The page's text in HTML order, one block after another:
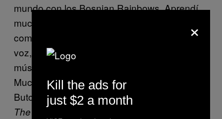
mundo con los Bosnian Rainbows. Aprendí
muchísimo. Pude explorar otro lado de mi
como músico. En aspectos técnicos de mi
voz, en tener que colaborar con otros
músicos, y en adaptar ideas a proyectos.
Muchas canciones que hice para Le
Butcherettes que no entraron en el
The Flies
×
Kill the ads for
just $2 a month